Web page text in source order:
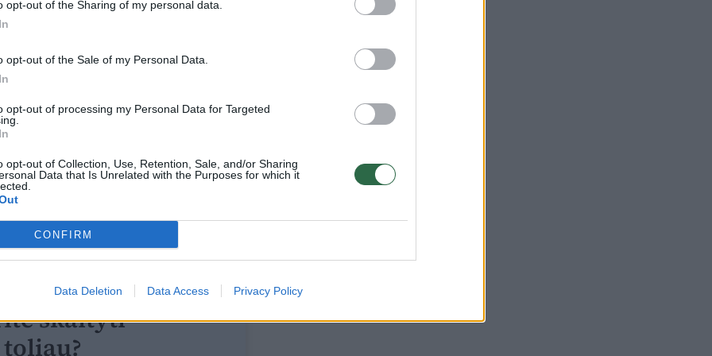
opt-out of the Sharing of my personal data.
opt-out of the Sale of my Personal Data.
opt-out of processing my Personal Data for Targeted
opt-out of Collection, Use, Retention, Sale, and/or Sharing
Data that Is Unrelated with the Purposes for which it
CONFIRM
Data Deletion Data Access Privacy Policy
jos nuoširdumą ir paprastumą. Jokiu
bet vieną iš jų. Moterį iš paprastų
ištarė Mette Marit jaudinančius
šviesa.“ Ši laimė subyrėjo po
ryšius su seksualiniu
skaityti
toliau?